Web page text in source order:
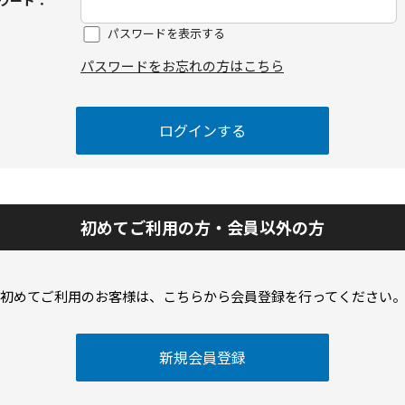
パスワードを表示する
パスワードをお忘れの方はこちら
初めてご利用の方・会員以外の方
初めてご利用のお客様は、こちらから会員登録を行ってください。